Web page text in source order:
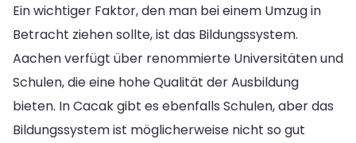
Ein wichtiger Faktor, den man bei einem Umzug in
Betracht ziehen sollte, ist das Bildungssystem.
Aachen verfügt über renommierte Universitäten und
Schulen, die eine hohe Qualität der Ausbildung
bieten. In Cacak gibt es ebenfalls Schulen, aber das
Bildungssystem ist möglicherweise nicht so gut